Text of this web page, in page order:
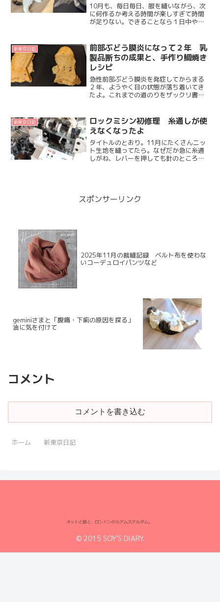
10月も、毎日毎日、服を縫いながら、次
に何作るか考える時間が楽しすぎて時間
が足りない。できることなら１日中やっ
や腰への負担がハンパなくて。目もしょ
ぼついてくるから。毎日、...
新東京日記
前部ぶどう膜炎になって２年 乳
製品断ちの成果と、手作り鯛焼き
レシピ
急性前部ぶどう膜炎を発症してからまる
２年、ようやく目の状態が落ち着いてき
たよ。これまでの道のりをザックリ書く
レドニゾロン点眼、日本に本帰国 日本の
病院で乾癬...
新東京日記
ロックミシン初修理 糸通しが使
えなくなったよ
タイトルのとおり。11月にたくさんニッ
ト生地を縫ってたら。なぜだか急に糸通
しがね、レバーを押しても針のところま
スポンサーリンク
2025年11月の裁縫記録 ベルト布を使わな
いコーデュロイパンツなど
geminiさまと「腹痛・下痢の原因を探る」
油に気を付けて
コメント
コメントを書き込む
ホーム 新東京日記
© 2015 SOY'S DIARY.